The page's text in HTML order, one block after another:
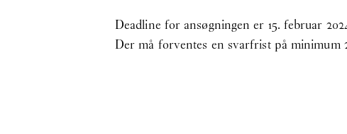
Deadline for ansøgningen er 15. februar
Der må forventes en svarfrist på minimum